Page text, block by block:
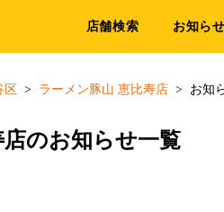
店舗検索 お知らせ
区 ラーメン豚山 恵比寿店 お知
のお知らせ一覧